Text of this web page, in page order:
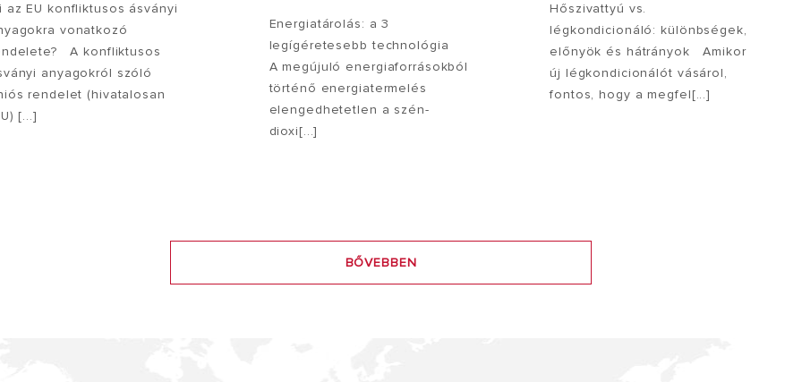
az EU konfliktusos ásványi
vonatkozó
A konfliktusos
anyagokról szóló
rendelet (hivatalosan
[...]
Energiatárolás: a 3
legígéretesebb technológia
A megújuló energiaforrásokból
történő energiatermelés
elengedhetetlen a szén-
dioxi[...]
Hőszivattyú vs.
légkondicionáló: különbségek,
előnyök és hátrányok Amikor
új légkondicionálót vásárol,
fontos, hogy a megfel[...]
BŐVEBBEN